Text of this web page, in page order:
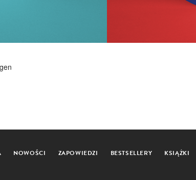
NOWOŚCI ZAPOWIEDZI BESTSELLERY KSIĄŻKI